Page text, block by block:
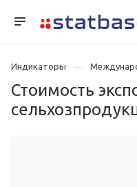
Индикаторы
Стоимость